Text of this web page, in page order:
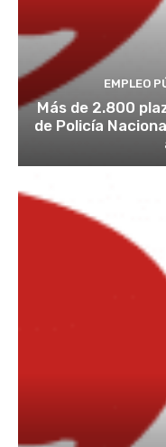
EMPLEO
Más de 2.800
de Policía